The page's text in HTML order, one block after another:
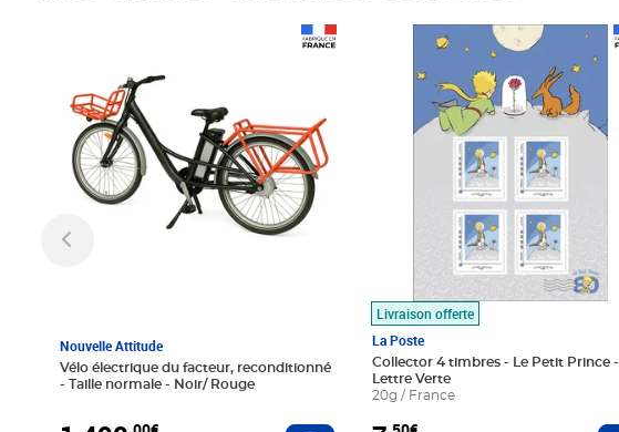
Nouvelle Attitude
Vélo électrique du facteur, reconditionné
- Taille normale - Noir/ Rouge
Livraison offerte
La Poste
Collector 4 timbres - Le Petit Prince -
Lettre Verte
20g / France
Prix 7,50€